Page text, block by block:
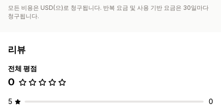
모든 비용은 USD(으)로 청구됩니다. 반복 요금 및 사용 기반 요금은 30일마다
청구됩니다.
리뷰
전체 평점
0
5
0